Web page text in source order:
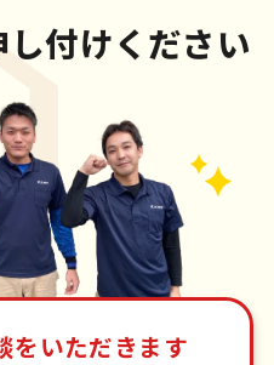
し付けください
をいただきます